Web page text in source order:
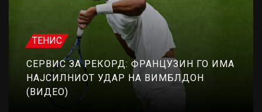
ТЕНИС
СЕРВИС ЗА РЕКОРД: ФРАНЦУЗИН ГО ИМА
НАЈСИЛНИОТ УДАР НА ВИМБЛДОН
(ВИДЕО)